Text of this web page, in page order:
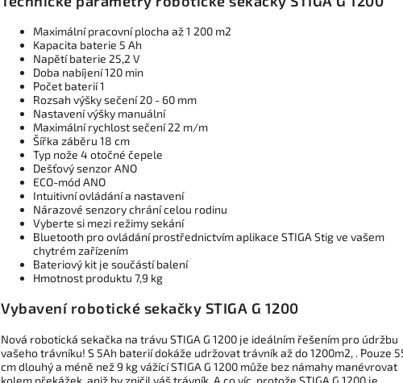
Maximální pracovní plocha až 1 200 m2
Kapacita baterie 5 Ah
Napětí baterie 25,2 V
Doba nabíjení 120 min
Počet baterií 1
Rozsah výšky sečení 20 - 60 mm
Nastavení výšky manuální
Maximální rychlost sečení 22 m/m
Šířka záběru 18 cm
Typ nože 4 otočné čepele
Dešťový senzor ANO
ECO-mód ANO
Intuitivní ovládání a nastavení
Nárazové senzory chrání celou rodinu
Vyberte si mezi režimy sekání
Bluetooth pro ovládání prostřednictvím aplikace STIGA Stig ve vašem
chytrém zařízením
Bateriový kit je součástí balení
Hmotnost produktu 7,9 kg
Vybavení robotické sekačky STIGA G 1200
Nová robotická sekačka na trávu STIGA G 1200 je ideálním řešením pro údržbu
vašeho trávníku! S 5Ah baterií dokáže udržovat trávník až do 1200m2, . Pouze
cm dlouhý a méně než 9 kg vážící STIGA G 1200 může bez námahy manévrovat
kolem překážek, aniž by zničil váš trávník. A co víc, protože STIGA G 1200 je